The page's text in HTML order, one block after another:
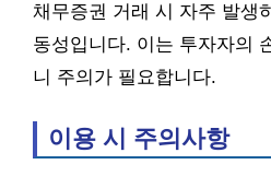
채무증권 거래 시 자주 발생
동성입니다. 이는 투자자의
니 주의가 필요합니다.
이용 시 주의사항